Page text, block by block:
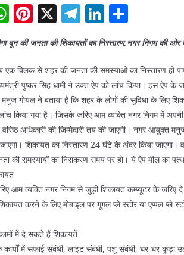
W
at
s
A
p
p
Pi
er
e
st
X T
el
e
gr
a
m
Li
n
k
e
dI
n
ar
e
दून की जनता की शिकायतों का निस्तारण,नगर निगम की ओर
एक क्लिक से शहर की जनता की समस्याओं का निस्तारण हो
पुष्कर सिंह धामी ने उक्त ऐप को लांच किया। इस ऐप के
गोयल ने बताया है कि शहर के लोगों की सुविधा के लिए
किया गया है। जिसके जरिए आम व्यक्ति नगर निगम में
अधिकारी की जिम्मेदारी तय की जाएगी। नगर आयुक्त
शिकायत का निस्तारण 24 घंटे के अंदर किया
की समस्यायों का निराकरण समय पर हो। ये ऐप मील का
आम व्यक्ति नगर निगम से जुड़ी शिकायत कम्प्यूटर के
करने के लिए मोबाइल पर गूगल प्ले स्टोर या एप्पल
में दे सकते हैं शिकायतें
कार्यों में सफाई संबंधी, लाइट संबंधी, पशु संबंधी, घर-घर कूड़ा